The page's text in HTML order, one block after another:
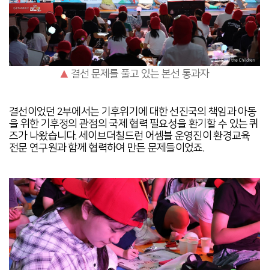
▲ 결선 문제를 풀고 있는 본선 통과자
결선이었던 2부에서는 기후위기에 대한 선진국의 책임과 아동
을 위한 기후정의 관점의 국제 협력 필요성을 환기할 수 있는 퀴
즈가 나왔습니다. 세이브더칠드런 어셈블 운영진이 환경교육
전문 연구원과 함께 협력하여 만든 문제들이었죠.